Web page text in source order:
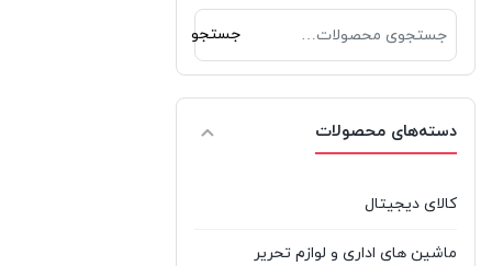
جی بی ال | JBL
دکاس | Thecus
دیپ کول | DeepCool
برای:
جستجو
دسته‌های محصولات
کالای دیجیتال
ماشین های اداری و لوازم تحریر